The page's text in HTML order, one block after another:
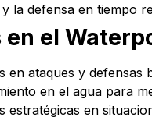
la defensa en tiempo
el
en ataques y defensas
en el agua para
estratégicas en